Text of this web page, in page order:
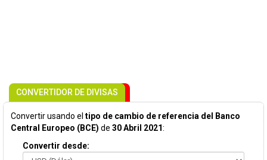
CONVERTIDOR DE DIVISAS
Convertir usando el tipo de cambio de referencia del Banco
Central Europeo (BCE) de 30 Abril 2021:
Convertir desde: